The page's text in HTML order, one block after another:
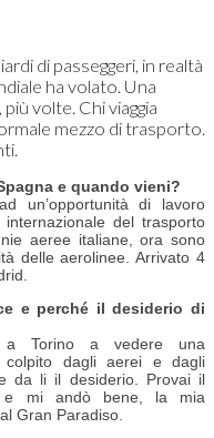
di passeggeri, in realtà
ha volato. Una
volte. Chi viaggia
mezzo di trasporto.
e quando vieni?
un’opportunità di lavoro
internazionale del trasporto
aeree italiane, ora sono
delle aerolinee. Arrivato 4
e perché il desiderio di
Torino a vedere una
colpito dagli aerei e dagli
da li il desiderio. Provai il
e mi andò bene, la mia
Gran Paradiso.